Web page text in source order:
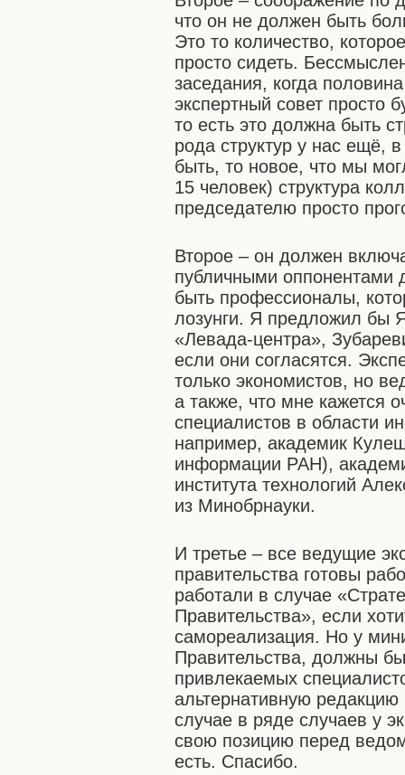
что он не должен быть
Это то количество,
просто сидеть.
заседания, когда
экспертный совет просто
то есть это должна быть
рода структур у нас ещё,
быть, то новое, что мы
15 человек) структура
председателю просто
Второе – он должен
публичными оппонентами
быть профессионалы,
лозунги. Я предложил бы
«Левада-центра»,
если они согласятся.
только экономистов, но
а также, что мне кажется
специалистов в области
например, академик
информации РАН),
института технологий
из Минобрнауки.
И третье – все ведущие
правительства готовы
работали в случае
Правительства», если
самореализация. Но у
Правительства, должны
привлекаемых
альтернативную
случае в ряде случаев у
свою позицию перед
есть. Спасибо.